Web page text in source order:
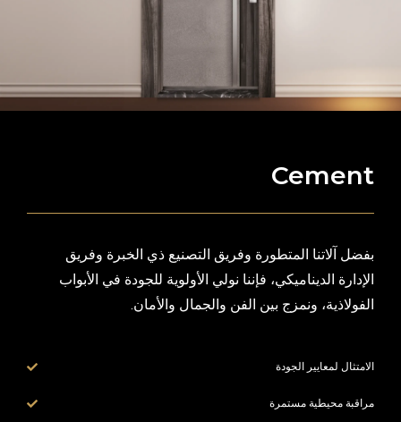
Cement
بفضل آلاتنا المتطورة وفريق التصنيع ذي الخبرة وفريق
الإدارة الديناميكي، فإننا نولي الأولوية للجودة في الأبواب
الفولاذية، ونمزج بين الفن والجمال والأمان.
الامتثال لمعايير الجودة
مراقبة محيطية مستمرة